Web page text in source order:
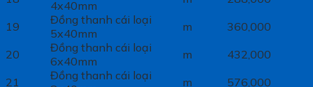
4x40mm
19
Đồng thanh cái loại
5x40mm
m
360,000
20
Đồng thanh cái loại
6x40mm
m
432,000
21
Đồng thanh cái loại
m
576,000